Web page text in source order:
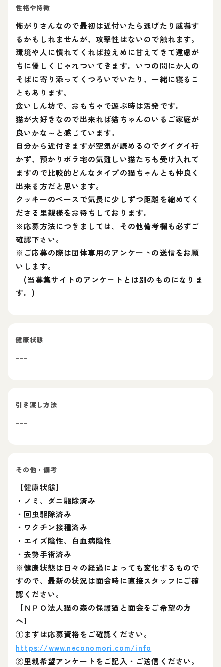
性格や特徴
怖がりさんなので最初は近付いたら逃げたり威嚇す
るかもしれませんが、攻撃性はないので触れます。
環境や人に慣れてくれば控えめに甘えてきて遠慮が
ちに優しくじゃれついてきます。いつの間にか人の
そばに寄り添ってくつろいでいたり、一緒に寝るこ
ともあります。
食いしん坊で、おもちゃで遊ぶ時は活発です。
猫が大好きなので出来れば猫ちゃんのいるご家庭が
良いかな～と感じています。
自分から近付きますが空気が読めるのでグイグイ行
かず、預かりボラ宅の気難しい猫たちも受け入れて
ますので比較的どんなタイプの猫ちゃんとも仲良く
出来る方だと思います。
クッキーのペースで気長に少しずつ距離を縮めてく
ださる里親様をお待ちしております。
※応募方法につきましては、その他備考欄も必ずご
確認下さい。
※ご応募の際は団体専用のアンケートの送信をお願
いします。
(当募集サイトのアンケートとは別のものになりま
す。)
健康状態
---
引き渡し方法
---
その他・備考
【健康状態】
・ノミ、ダニ駆除済み
・回虫駆除済み
・ワクチン接種済み
・エイズ陰性、白血病陰性
・去勢手術済み
※健康状態は日々の経過によっても変化するもので
すので、最新の状況は面会時に直接スタッフにご確
認ください。
【ＮＰＯ法人猫の森の保護猫と面会をご希望の方
へ】
①まずは応募資格をご確認ください。
https://www.neconomori.com/info
②里親希望アンケートをご記入・ご送信ください。